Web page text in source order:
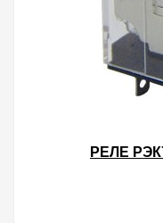
РЕЛЕ